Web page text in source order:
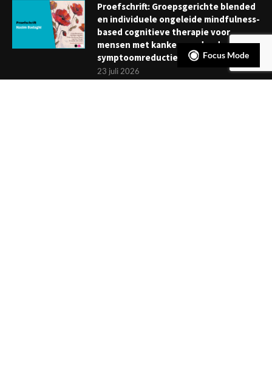
Proefschrift: Groepsgerichte blended
en individuele ongeleide mindfulness-
based cognitieve therapie voor
mensen met kanker: verder dan
symptoomreductie
23 juli 2026
Focus Mode